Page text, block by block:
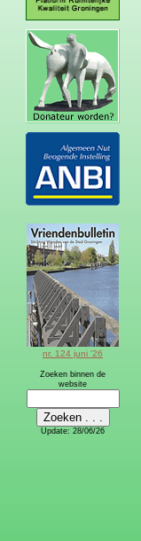
nr. 124 juni '26
Zoeken binnen de
website
Update: 28/06/26